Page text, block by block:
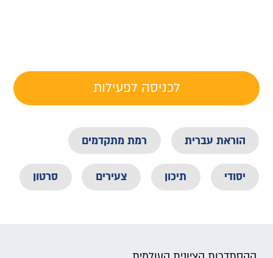
לכניסה לפעילות
הוראת עברית רמת מתקדמים
יסודי תיכון צעירים סרטון